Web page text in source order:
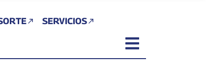
SERVICIOS